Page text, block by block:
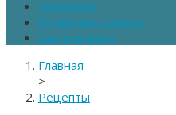
Здоровье
Полезные советы
Сад и огород
Главная
>
Рецепты